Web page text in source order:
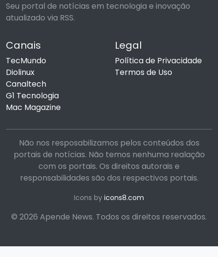
Seu portal de notícias em tecnologia e inovação
atualizado via RSS.
Canais
TecMundo
Diolinux
Canaltech
G1 Tecnologia
Mac Magazine
Legal
Política de Privacidade
Termos de Uso
Não nos resposabilizamos pelos conteúdos dos
portais de notícias. Não temos nenhuma realação
com os portais. Os direitos autorais e
responsabilidades são dos respectivos portais.
Icons by icons8.com
© 2026 Apende News. Todos os direitos reservados.